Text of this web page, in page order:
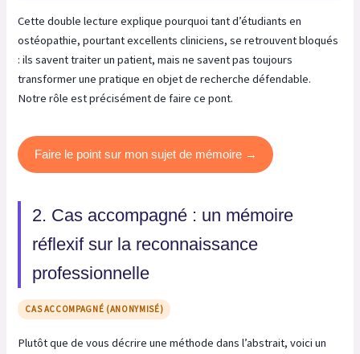
Cette double lecture explique pourquoi tant d’étudiants en
ostéopathie, pourtant excellents cliniciens, se retrouvent bloqués
: ils savent traiter un patient, mais ne savent pas toujours
transformer une pratique en objet de recherche défendable.
Notre rôle est précisément de faire ce pont.
Faire le point sur mon sujet de mémoire →
2. Cas accompagné : un mémoire
réflexif sur la reconnaissance
professionnelle
CAS ACCOMPAGNÉ (ANONYMISÉ)
Plutôt que de vous décrire une méthode dans l’abstrait, voici un